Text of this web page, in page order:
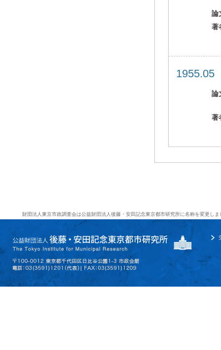
論
著
論
著
財団法人東京市政調査会は公益財団法人後藤・安田記念東京都市研究所に名称を変更しま